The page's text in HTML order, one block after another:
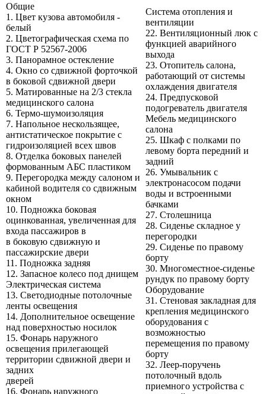
Общие
1. Цвет кузова автомобиля -
белый
2. Цветографическая схема по
ГОСТ Р 52567-2006
3. Панорамное остекление
4. Окно со сдвижной форточкой
в боковой сдвижной двери
5. Матированные на 2/3 стекла
медицинского салона
6. Термо-шумоизоляция
7. Напольное нескользящее,
антистатическое покрытие с
гидроизоляцией всех швов
8. Отделка боковых панелей
формованным АБС пластиком
9. Перегородка между салоном и
кабиной водителя со сдвижным
окном
10. Подножка боковая
оцинкованная, увеличенная для
входа пассажиров в
в боковую сдвижную и
пассажирские двери
11. Подножка задняя
12. Запасное колесо под днищем
Электрическая система
13. Светодиодные потолочные
ленты освещения
14. Дополнительное освещение
над поверхностью носилок
15. Фонарь наружного
освещения прилегающей
территории сдвижной двери и
задних
дверей
16. Фонарь наружного
Система отопления и
вентиляции
22. Вентиляционный люк с
функцией аварийного
выхода
23. Отопитель салона,
работающий от системы
охлаждения двигателя
24. Предпусковой
подогреватель двигателя
Мебель медицинского
салона
25. Шкаф с полками по
левому борта передний и
задний
26. Умывальник с
электронасосом подачи
воды и встроенными
бачками
27. Столешница
28. Сиденье складное у
перегородки
29. Сиденье по правому
борту
30. Многоместное-сиденье
рундук по правому борту
Оборудование
31. Стеновая закладная для
крепления медицинского
оборудования с
возможностью
перемещения по правому
борту
32. Леер-поручень
потолочный вдоль
приемного устройства с